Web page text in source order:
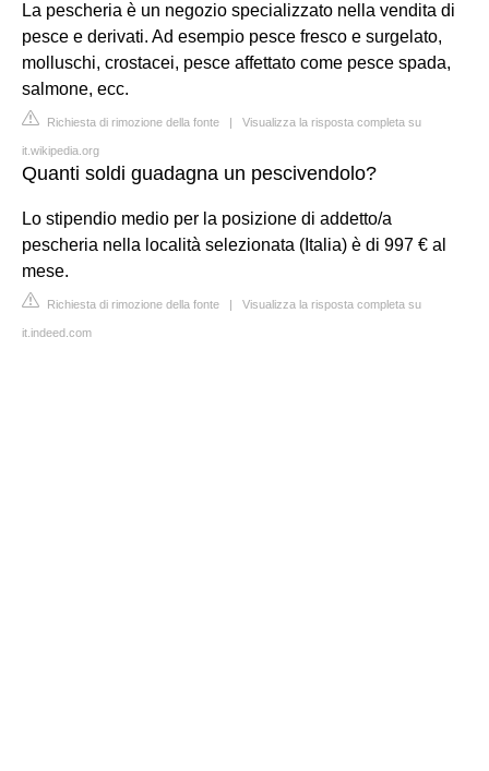
La pescheria è un negozio specializzato nella vendita di
pesce e derivati. Ad esempio pesce fresco e surgelato,
molluschi, crostacei, pesce affettato come pesce spada,
salmone, ecc.
Richiesta di rimozione della fonte | Visualizza la risposta completa su
it.wikipedia.org
Quanti soldi guadagna un pescivendolo?
Lo stipendio medio per la posizione di addetto/a
pescheria nella località selezionata (Italia) è di 997 € al
mese.
Richiesta di rimozione della fonte | Visualizza la risposta completa su
it.indeed.com